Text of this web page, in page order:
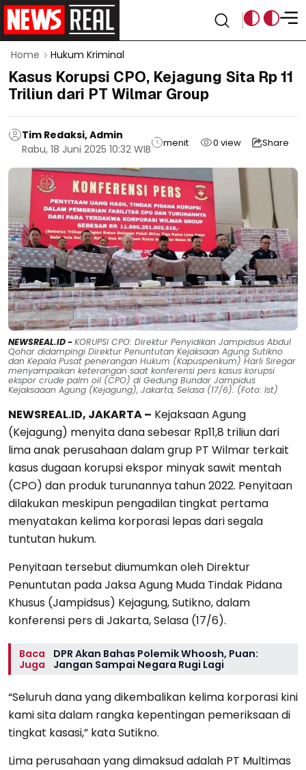
Home Hukum Kriminal
Kasus Korupsi CPO, Kejagung Sita Rp 11
Triliun dari PT Wilmar Group
Tim Redaksi, Admin
Rabu, 18 Juni 2025 10:32 WIB
menit 0 view Share
NEWSREAL.ID -KORUPSI CPO: Direktur Penyidikan Jampidsus Abdul
Qohar didampingi Direktur Penuntutan Kejaksaan Agung Sutikno
dan Kepala Pusat penerangan Hukum (Kapuspenkum) Harli Siregar
menyampaikan keterangan saat konferensi pers kasus korupsi
ekspor crude palm oil (CPO) di Gedung Bundar Jampidus
Kejaksaaan Agung (Kejagung), Jakarta, Selasa (17/6). (Foto: Ist)
NEWSREAL.ID, JAKARTA – Kejaksaan Agung
(Kejagung) menyita dana sebesar Rp11,8 triliun dari
lima anak perusahaan dalam grup PT Wilmar terkait
kasus dugaan korupsi ekspor minyak sawit mentah
(CPO) dan produk turunannya tahun 2022. Penyitaan
dilakukan meskipun pengadilan tingkat pertama
menyatakan kelima korporasi lepas dari segala
tuntutan hukum.
Penyitaan tersebut diumumkan oleh Direktur
Penuntutan pada Jaksa Agung Muda Tindak Pidana
Khusus (Jampidsus) Kejagung, Sutikno, dalam
konferensi pers di Jakarta, Selasa (17/6).
Baca
Juga
DPR Akan Bahas Polemik Whoosh, Puan:
Jangan Sampai Negara Rugi Lagi
“Seluruh dana yang dikembalikan kelima korporasi kini
kami sita dalam rangka kepentingan pemeriksaan di
tingkat kasasi,” kata Sutikno.
Lima perusahaan yang dimaksud adalah PT Multimas